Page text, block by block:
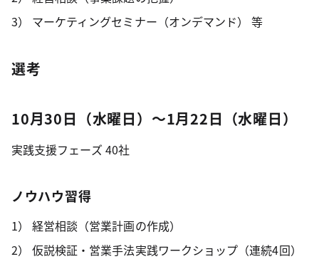
マーケティングセミナー（オンデマンド） 等
選考
10月30日（水曜日）～1月22日（水曜日）
実践支援フェーズ 40社
ノウハウ習得
経営相談（営業計画の作成）
仮説検証・営業手法実践ワークショップ（連続4回）